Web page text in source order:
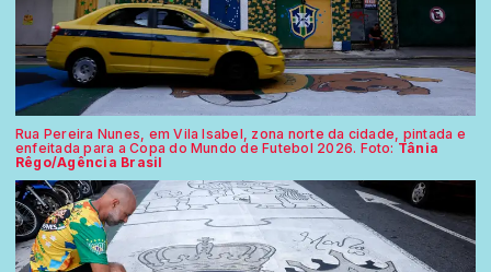
Rua Pereira Nunes, em Vila Isabel, zona norte da cidade, pintada e
enfeitada para a Copa do Mundo de Futebol 2026. Foto:Tânia
Rêgo/Agência Brasil